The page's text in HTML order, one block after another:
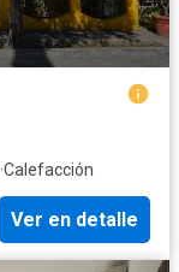
·Calefacción
Ver en detalle